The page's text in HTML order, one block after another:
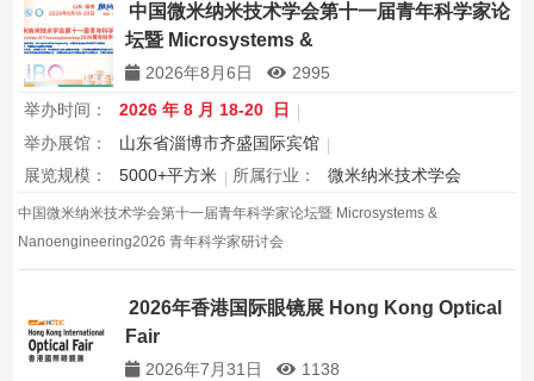
中国微米纳米技术学会第十一届青年科学家论
坛暨 Microsystems &
Nanoengineering2026 青年科学家研讨会
2026年8月6日
2995
举办时间：
2026 年 8 月 18-20 日
举办展馆：
山东省淄博市齐盛国际宾馆
展览规模：
5000+平方米 所属行业： 微米纳米技术学会
中国微米纳米技术学会第十一届青年科学家论坛暨 Microsystems &
Nanoengineering2026 青年科学家研讨会
2026年香港国际眼镜展 Hong Kong Optical
Fair
2026年7月31日
1138